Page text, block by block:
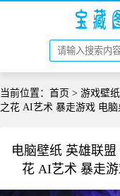
当前位置： 首页 > 游戏壁纸
之花 AI艺术 暴走游戏 电脑
电脑壁纸 英雄联
花 AI艺术 暴走